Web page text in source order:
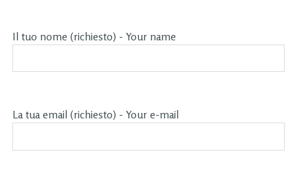
Il tuo nome (richiesto) - Your name
La tua email (richiesto) - Your e-mail